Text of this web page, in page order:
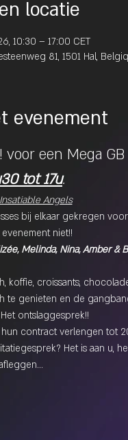
locatie
10:30 – 17:00 CET
81, 1501 Hal,
evenement
een Mega GB
tot 17u.
Angels
bij elkaar gekregen
niet!!
Melinda, Nina, Amber &
koffie, croissants,
te genieten en de
ontslaggesprek!!
hun contract verlengen tot
Het is aan u,